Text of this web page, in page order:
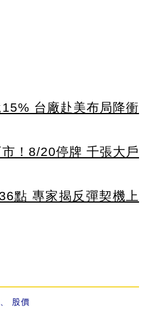
台廠赴美布局降衝
！8/20停牌 千張大戶
點 專家揭反彈契機上
股價